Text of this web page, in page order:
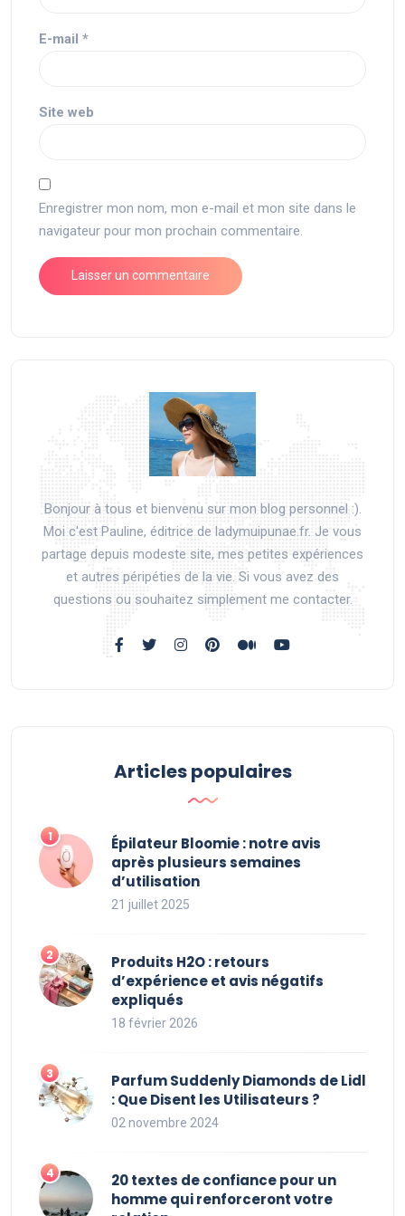
E-mail *
Site web
Enregistrer mon nom, mon e-mail et mon site dans le
navigateur pour mon prochain commentaire.
Bonjour à tous et bienvenu sur mon blog personnel :).
Moi c'est Pauline, éditrice de ladymuipunae.fr. Je vous
partage depuis modeste site, mes petites expériences
et autres péripéties de la vie. Si vous avez des
questions ou souhaitez simplement me contacter.
Articles populaires
Épilateur Bloomie : notre avis
après plusieurs semaines
d’utilisation
21 juillet 2025
Produits H2O : retours
d’expérience et avis négatifs
expliqués
18 février 2026
Parfum Suddenly Diamonds de Lidl
: Que Disent les Utilisateurs ?
02 novembre 2024
20 textes de confiance pour un
homme qui renforceront votre